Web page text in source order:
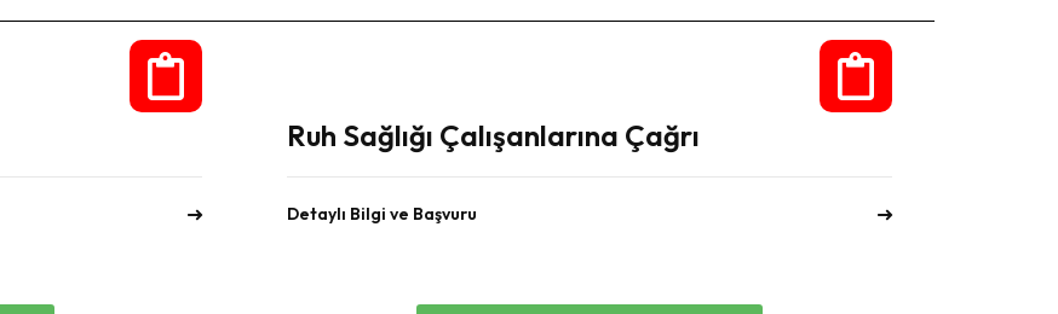
Ruh Sağlığı Çalışanlarına Çağrı
Detaylı Bilgi ve Başvuru